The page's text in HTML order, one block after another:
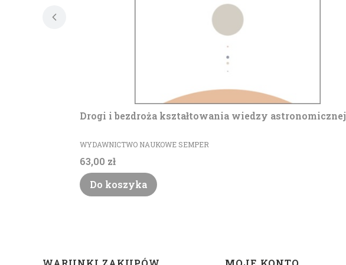
Drogi i bezdroża kształtowania wiedzy astronomicznej
PRODUCENT
WYDAWNICTWO NAUKOWE SEMPER
Cena
63,00 zł
Do koszyka